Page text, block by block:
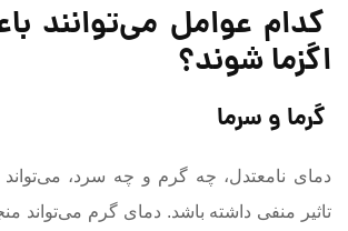
کدام عوامل می‌توانند
اگزما شوند؟
گرما و سرما
دمای نامعتدل، چه گرم و چه سرد،
تاثیر منفی داشته باشد. دمای گرم می‌تواند